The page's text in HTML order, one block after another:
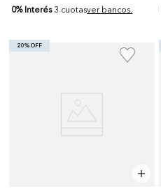
0% Interés 3 cuotasver bancos.
20% OFF